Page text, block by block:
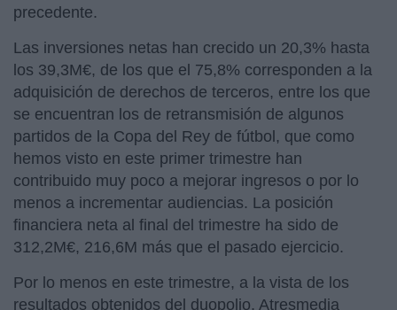
precedente.
Las inversiones netas han crecido un 20,3% hasta
los 39,3M€, de los que el 75,8% corresponden a la
adquisición de derechos de terceros, entre los que
se encuentran los de retransmisión de algunos
partidos de la Copa del Rey de fútbol, que como
hemos visto en este primer trimestre han
contribuido muy poco a mejorar ingresos o por lo
menos a incrementar audiencias. La posición
financiera neta al final del trimestre ha sido de
312,2M€, 216,6M más que el pasado ejercicio.
Por lo menos en este trimestre, a la vista de los
resultados obtenidos del duopolio, Atresmedia